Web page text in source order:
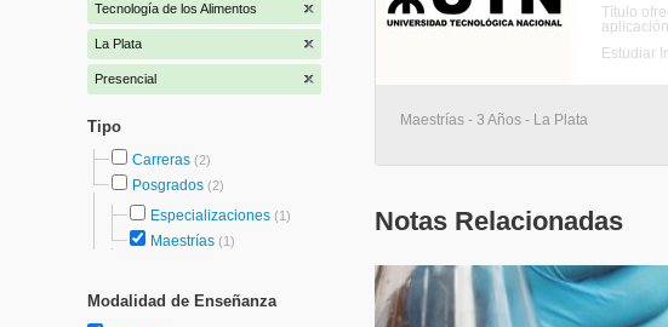
Tecnología de los Alimentos
La Plata
Presencial
Tipo
Carreras (2)
Posgrados (2)
Especializaciones (1)
Maestrías (1)
Modalidad de Enseñanza
Título
Estudiar
Maestrías - 3 Años - La Plata
Notas Relacionadas